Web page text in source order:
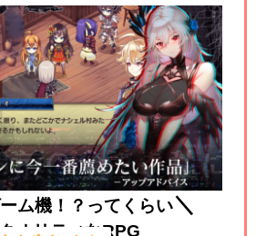
ム機！？ってくらい＼
オリティなRPG